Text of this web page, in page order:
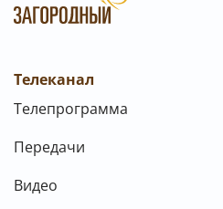
Телеканал
Телепрограмма
Передачи
Видео